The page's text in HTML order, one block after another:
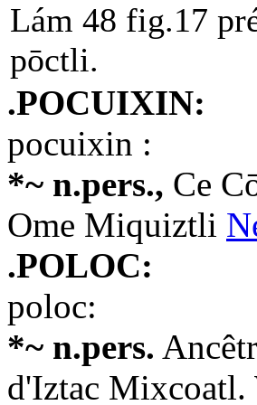
Lám 48 fig.17
pōctli.
.POCUIXIN:
pocuixin :
*~ n.pers., Ce
Ome Miquiztli
.POLOC:
poloc:
*~ n.pers.
d'Iztac Mixcoatl.